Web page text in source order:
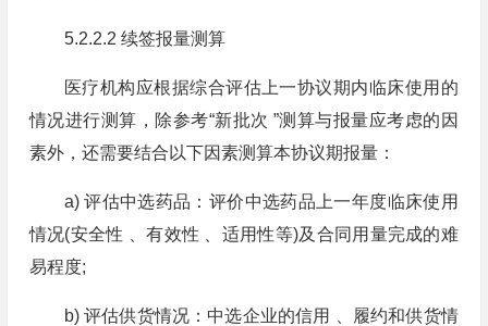
5.2.2.2 续签报量测算
医疗机构应根据综合评估上一协议期内临床使用的
情况进行测算，除参考“新批次 ”测算与报量应考虑的因
素外，还需要结合以下因素测算本协议期报量：
a) 评估中选药品：评价中选药品上一年度临床使用
情况(安全性 、有效性 、适用性等)及合同用量完成的难
易程度;
b) 评估供货情况：中选企业的信用 、履约和供货情